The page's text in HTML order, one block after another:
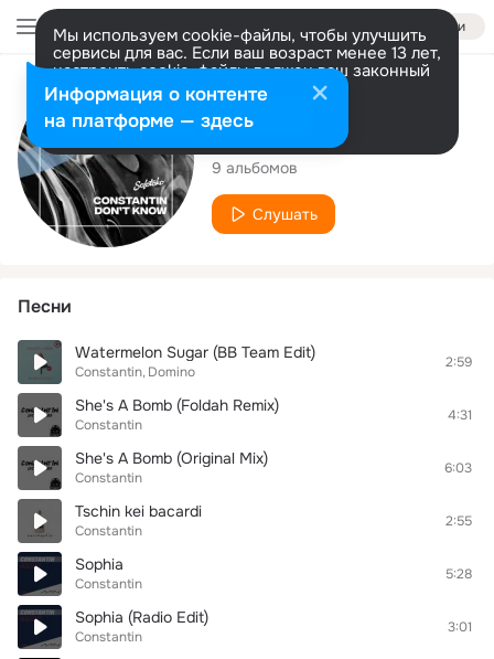
Войти
Мы используем cookie-файлы, чтобы улучшить
сервисы для вас. Если ваш возраст менее 13 лет,
настроить cookie-файлы должен ваш законный
представитель. Больше информации
Разрешить все Настроить
Исполнитель
Constantin
9 альбомов
Слушать
Песни
Watermelon Sugar (BB Team Edit)
Constantin Domino
2:59
She's A Bomb (Foldah Remix)
Constantin
4:31
She's A Bomb (Original Mix)
Constantin
6:03
Tschin kei bacardi
Constantin
2:55
Sophia
Constantin
5:28
Sophia (Radio Edit)
Constantin
3:01
Информация о контенте
на платформе — здесь